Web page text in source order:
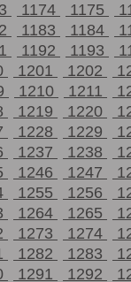
1174 1175
1183 1184
1192 1193
1201 1202
1210 1211
1219 1220
1228 1229
1237 1238
1246 1247
1255 1256
1264 1265
1273 1274
1282 1283
1291 1292